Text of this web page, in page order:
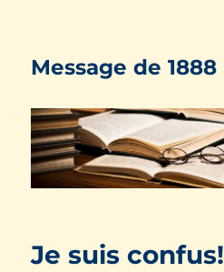
Message de 1888
Je suis confus!